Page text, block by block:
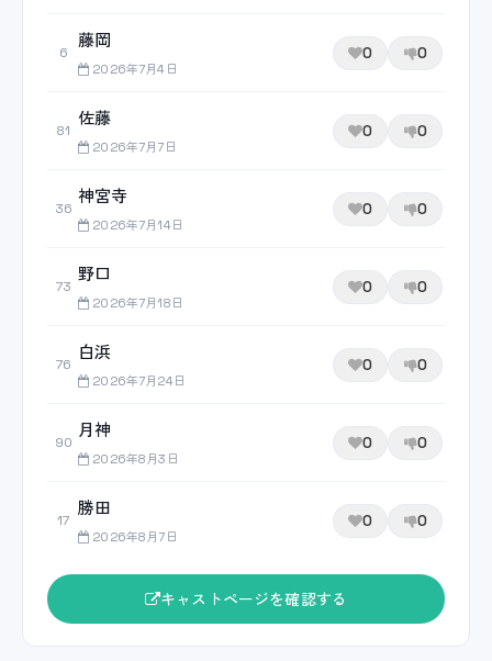
6
藤岡
2026年7月4日
0 0
81
佐藤
2026年7月7日
0 0
36
神宮寺
2026年7月14日
0 0
73
野口
2026年7月18日
0 0
76
白浜
2026年7月24日
0 0
90
月神
2026年8月3日
0 0
17
勝田
2026年8月7日
0 0
キャストページを確認する